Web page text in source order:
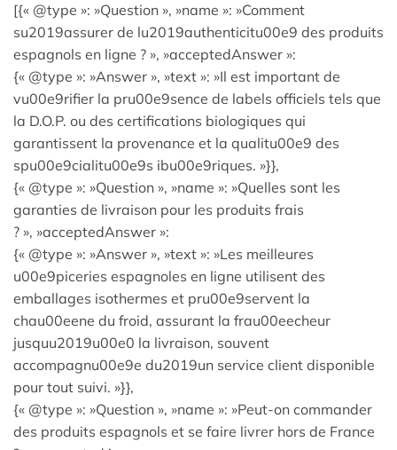
[{« @type »: »Question », »name »: »Comment
su2019assurer de lu2019authenticitu00e9 des produits
espagnols en ligne ? », »acceptedAnswer »:
{« @type »: »Answer », »text »: »Il est important de
vu00e9rifier la pru00e9sence de labels officiels tels que
la D.O.P. ou des certifications biologiques qui
garantissent la provenance et la qualitu00e9 des
spu00e9cialitu00e9s ibu00e9riques. »}},
{« @type »: »Question », »name »: »Quelles sont les
garanties de livraison pour les produits frais
? », »acceptedAnswer »:
{« @type »: »Answer », »text »: »Les meilleures
u00e9piceries espagnoles en ligne utilisent des
emballages isothermes et pru00e9servent la
chau00eene du froid, assurant la frau00eecheur
jusquu2019u00e0 la livraison, souvent
accompagnu00e9e du2019un service client disponible
pour tout suivi. »}},
{« @type »: »Question », »name »: »Peut-on commander
des produits espagnols et se faire livrer hors de France